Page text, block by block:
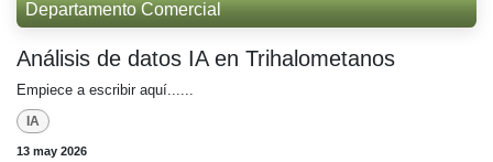
Departamento Comercial
Análisis de datos IA en Trihalometanos
Empiece a escribir aquí......
IA
13 may 2026